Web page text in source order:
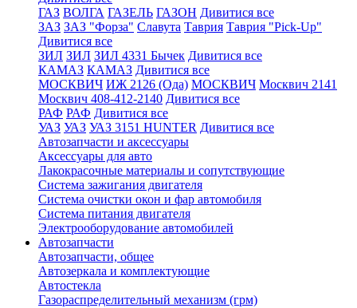
ГАЗ ВОЛГА ГАЗЕЛЬ ГАЗОН Дивитися все
ЗАЗ ЗАЗ "Форза" Славута Таврия Таврия "Pick-Up"
Дивитися все
ЗИЛ ЗИЛ ЗИЛ 4331 Бычек Дивитися все
КАМАЗ КАМАЗ Дивитися все
МОСКВИЧ ИЖ 2126 (Ода) МОСКВИЧ Москвич 2141
Москвич 408-412-2140 Дивитися все
РАФ РАФ Дивитися все
УАЗ УАЗ УАЗ 3151 HUNTER Дивитися все
Автозапчасти и аксессуары
Аксессуары для авто
Лакокрасочные материалы и сопутствующие
Система зажигания двигателя
Система очистки окон и фар автомобиля
Система питания двигателя
Электрооборудование автомобилей
Автозапчасти
Автозапчасти, общее
Автозеркала и комплектующие
Автостекла
Газораспределительный механизм (грм)